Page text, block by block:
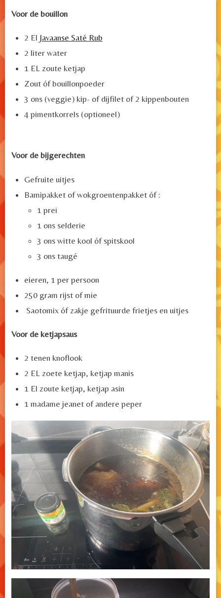
Voor de bouillon
2 El Javaanse Saté Rub
2 liter water
1 EL zoute ketjap
Zout óf bouillonpoeder
3 ons (veggie) kip- of dijfilet of 2 kippenbouten
4 pimentkorrels (optioneel)
Voor de bijgerechten
Gefruite uitjes
Bamipakket of wokgroentenpakket óf :
1 prei
1 ons selderie
3 ons witte kool óf spitskool
3 ons taugé
eieren, 1 per persoon
250 gram rijst of mie
Saotomix óf zakje gefrituurde frietjes en uitjes
Voor de ketjapsaus
2 tenen knoflook
2 EL zoete ketjap, ketjap manis
1 El zoute ketjap, ketjap asin
1 madame jeanet of andere peper